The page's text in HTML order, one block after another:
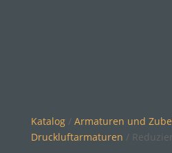
Katalog/ Armaturen und
Druckluftarmaturen /